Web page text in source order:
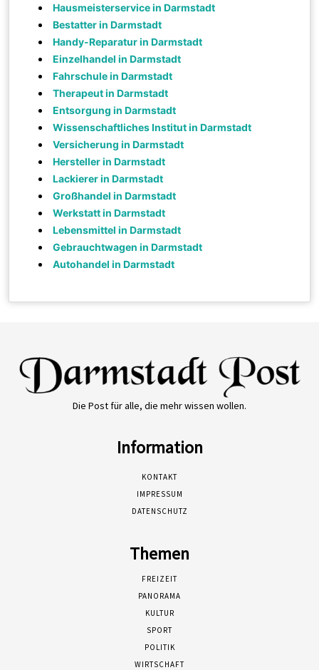
Hausmeisterservice in Darmstadt
Bestatter in Darmstadt
Handy-Reparatur in Darmstadt
Einzelhandel in Darmstadt
Fahrschule in Darmstadt
Therapeut in Darmstadt
Entsorgung in Darmstadt
Wissenschaftliches Institut in Darmstadt
Versicherung in Darmstadt
Hersteller in Darmstadt
Lackierer in Darmstadt
Großhandel in Darmstadt
Werkstatt in Darmstadt
Lebensmittel in Darmstadt
Gebrauchtwagen in Darmstadt
Autohandel in Darmstadt
Die Post für alle, die mehr wissen wollen.
Information
KONTAKT
IMPRESSUM
DATENSCHUTZ
Themen
FREIZEIT
PANORAMA
KULTUR
SPORT
POLITIK
WIRTSCHAFT